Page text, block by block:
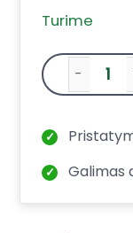
Turime
✓
✓ Galimas